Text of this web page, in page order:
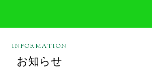
INFORMATION
お知らせ